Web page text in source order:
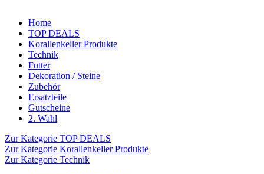
Home
TOP DEALS
Korallenkeller Produkte
Technik
Futter
Dekoration / Steine
Zubehör
Ersatzteile
Gutscheine
2. Wahl
Zur Kategorie TOP DEALS
Zur Kategorie Korallenkeller Produkte
Zur Kategorie Technik